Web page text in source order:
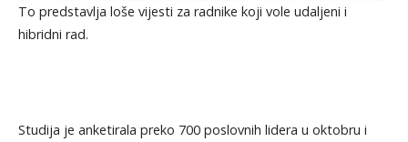
To predstavlja loše vijesti za radnike koji vole udaljeni i
hibridni rad.
Studija je anketirala preko 700 poslovnih lidera u oktobru i